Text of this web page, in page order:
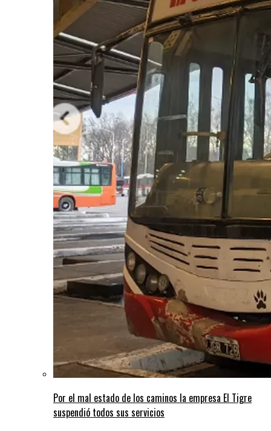
Por el mal estado de los caminos la empresa El Tigre
suspendió todos sus servicios